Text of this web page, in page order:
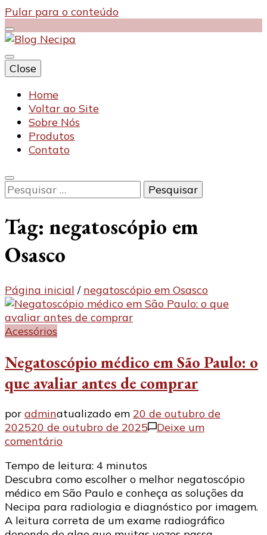
Pular para o conteúdo
Blog Necipa
Close
Home
Voltar ao Site
Sobre Nós
Produtos
Contato
Pesquisar
por:
Tag: negatoscópio em
Osasco
Página inicial / negatoscópio em Osasco
Acessórios
Negatoscópio médico em São Paulo: o
que avaliar antes de comprar
por adminatualizado em 20 de outubro de
202520 de outubro de 2025
Deixe um
comentárioem
médico
em
São
Paulo:
o
Tempo de leitura: 4 minutos
Descubra como escolher o melhor negatoscópio
médico em São Paulo e conheça as soluções da
Necipa para radiologia e diagnóstico por imagem.
A leitura correta de um exame radiográfico